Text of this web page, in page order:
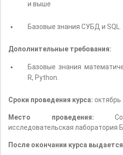
и выше
Базовые знания СУБД и SQL.
Дополнительные требования:
Базовые знания
R, Python.
Сроки проведения курса: октябрь
Место проведения:
исследовательская лаборатория
После окончании курса